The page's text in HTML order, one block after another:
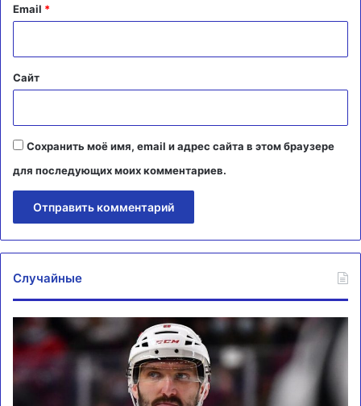
й
Email *
Сайт
Сохранить моё имя, email и адрес сайта в этом браузере
для последующих моих комментариев.
Случайные
Фетисов
выразил
надежду